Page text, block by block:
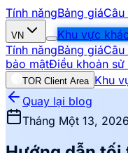
Tính năngBảng giá
VN Khu vực
Tính năngBảng giá
bảo mậtĐiều khoản
TOR Client Area Khu
Quay lại blog
Tháng Một 13, 2026